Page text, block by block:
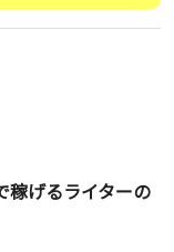
稼げるライターの